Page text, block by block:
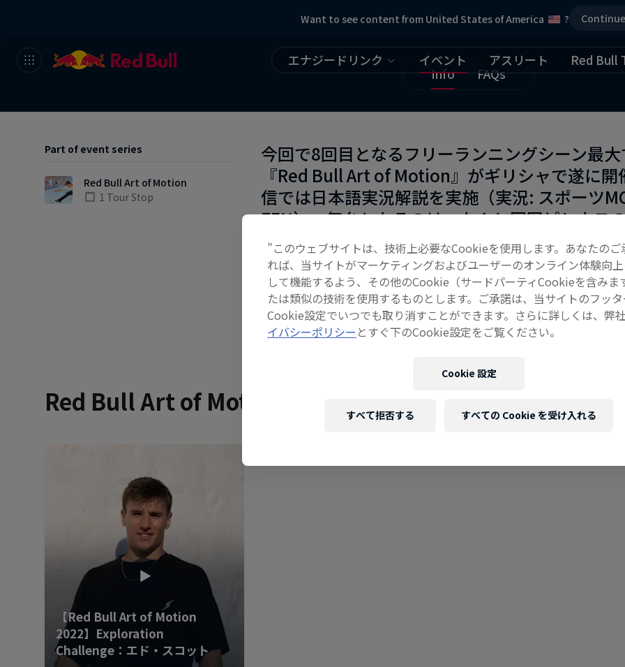
Want to see content from United States of America ? Continue
エナジードリンク イベント アスリート
Red Bull
Info
FAQs
Part of event series
Red Bull Art of Motion
1 Tour Stop
今回で8回目となるフリーランニングシーン最
『Red Bull Art of Motion』がギリシャで遂に
信では日本語実況解説を実施（実況: スポーツ
ZEN）。舞台となるのは、なんと同国ピレウス
かべられたヨット2隻。史上初の試みとなる今
トを制し、フリーランナーの王者となるのは一
※詳細は同ページ内のFAQタブをクリック！
Red Bull Art of Motion Exploration Challenge
”このウェブサイトは、技術上必要なCookieを使用します。あなたのご
れば、当サイトがマーケティングおよびユーザーのオンライン体験向
して機能するよう、その他のCookie（サードパーティCookieを含みま
たは類似の技術を使用するものとします。ご承諾は、当サイトのフッ
Cookie設定でいつでも取り消すことができます。さらに詳しくは、弊
イバシーポリシー とすぐ下のCookie設定をご覧ください。
Cookie 設定
すべて拒否する すべての Cookie を受け入れる